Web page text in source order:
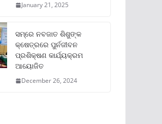
January 21, 2025
ସମ୍‌ରେ ନବଜାତ ଶିଶୁଙ୍କ
କ୍ଷେତ୍ରରେ ପୁର୍ନଜୀବନ
ପ୍ରଶିକ୍ଷଣ କାର୍ଯ୍ୟକ୍ରମ
ଆୟୋଜିତ
December 26, 2024